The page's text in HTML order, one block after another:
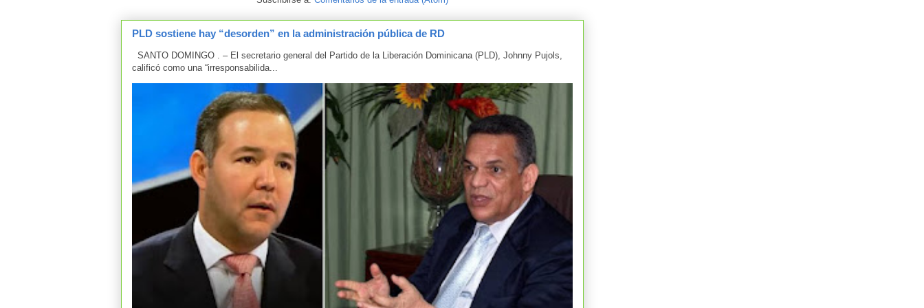
PLD sostiene hay “desorden” en la administración pública de RD
SANTO DOMINGO . – El secretario general del Partido de la Liberación Dominicana (PLD), Johnny Pujols,
calificó como una “irresponsabilida...